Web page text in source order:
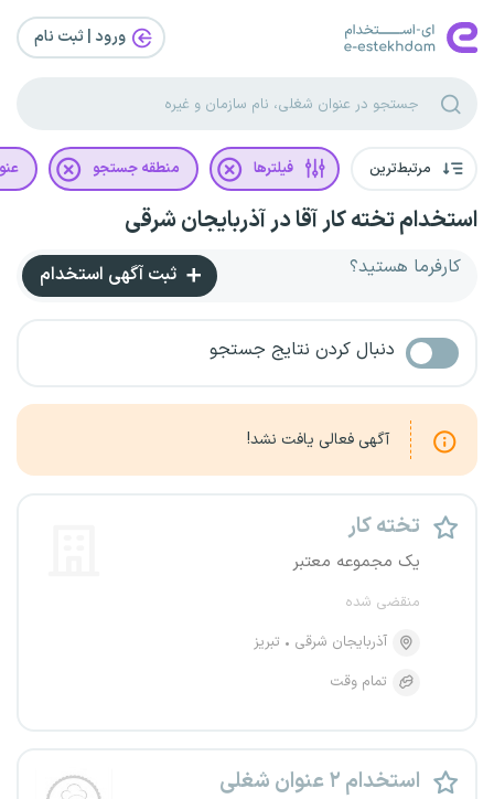
ورود | ثبت‌ نام
مرتبط‌ترین فیلترها منطقه جستجو
استخدام تخته کار آقا در آذربایجان شرقی
کارفرما هستید؟ ثبت آگهی استخدام
دنبال کردن نتایج جستجو
آگهی فعالی یافت نشد!
تخته کار
یک مجموعه معتبر
منقضی شده
آذربایجان شرقی
تبریز
تمام وقت
استخدام ۲ عنوان شغلی